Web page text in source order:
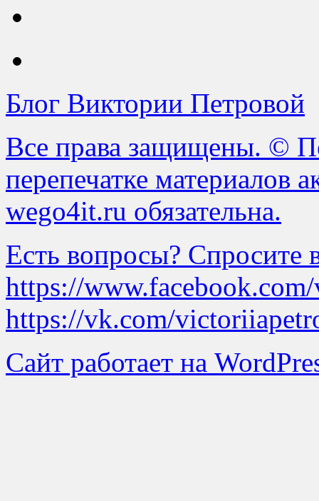
Блог Виктории Петровой
Все права защищены. ©
перепечатке материалов
wego4it.ru обязательна.
Есть вопросы? Спросите
https://
https://vk.com/
Сайт работает на